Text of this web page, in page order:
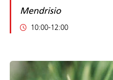
Mendrisio
10:00-12:00